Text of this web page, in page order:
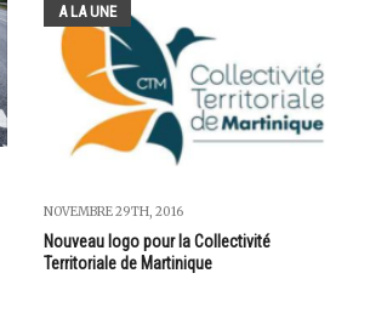
A LA UNE
NOVEMBRE 29TH, 2016
Nouveau logo pour la Collectivité
Territoriale de Martinique